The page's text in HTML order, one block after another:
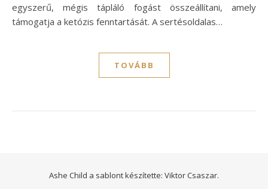
egyszerű, mégis tápláló fogást összeállítani, amely
támogatja a ketózis fenntartását. A sertésoldalas…
TOVÁBB
Ashe Child a sablont készítette: Viktor Csaszar.